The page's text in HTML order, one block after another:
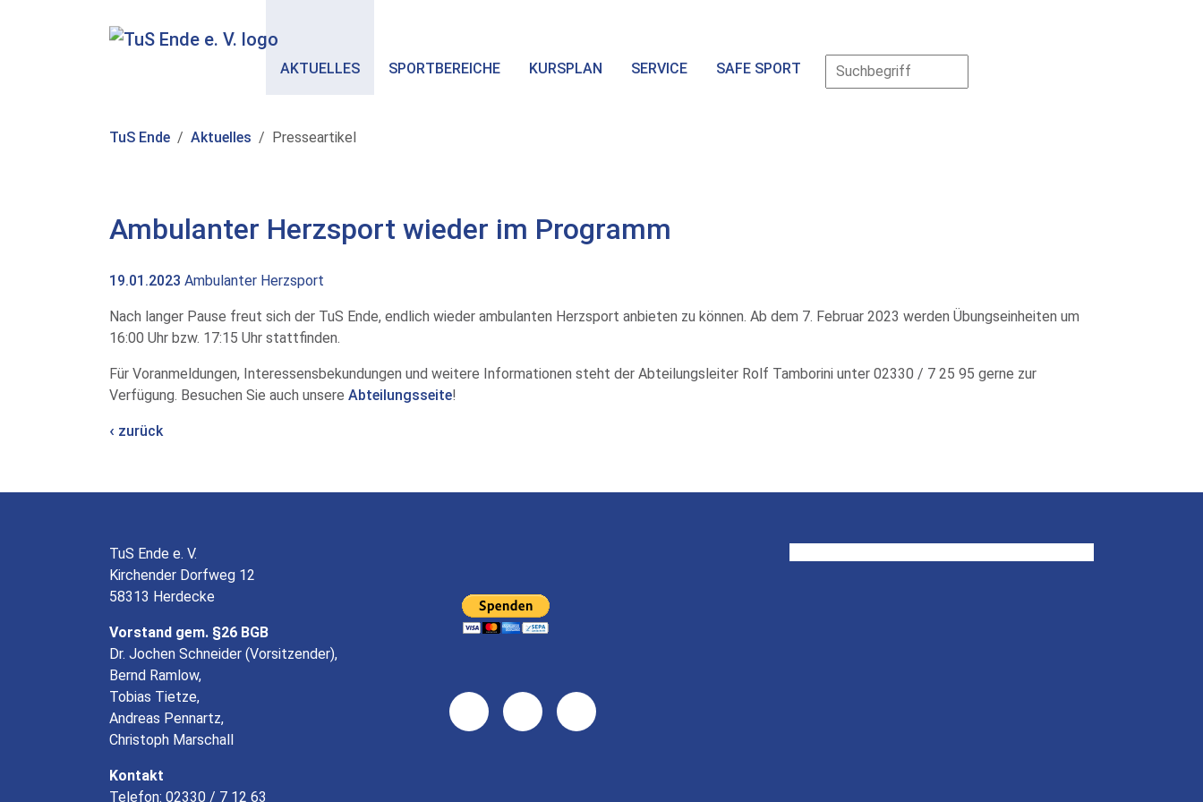
AKTUELLES SPORTBEREICHE KURSPLAN SERVICE SAFE SPORT
TuS Ende Aktuelles Presseartikel
Ambulanter Herzsport wieder im Programm
19.01.2023 Ambulanter Herzsport
Nach langer Pause freut sich der TuS Ende, endlich wieder ambulanten Herzsport anbieten zu können. Ab dem 7. Februar 2023 werden Übungseinheiten um
16:00 Uhr bzw. 17:15 Uhr stattfinden.
Für Voranmeldungen, Interessensbekundungen und weitere Informationen steht der Abteilungsleiter Rolf Tamborini unter 02330 / 7 25 95 gerne zur
Verfügung. Besuchen Sie auch unsere Abteilungsseite!
zurück
TuS Ende e. V.
Kirchender Dorfweg 12
58313 Herdecke
Vorstand gem. §26 BGB
Dr. Jochen Schneider (Vorsitzender),
Bernd Ramlow,
Tobias Tietze,
Andreas Pennartz,
Christoph Marschall
Kontakt
Telefon: 02330 / 7 12 63